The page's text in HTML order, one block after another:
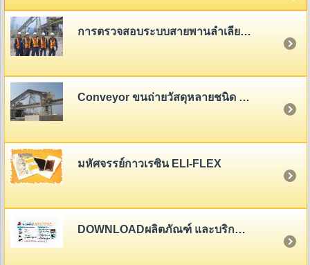
การตรวจสอบระบบสายพานลำเลียง (Belt Conveyor System Inspection)
Conveyor ขนถ่ายวัสดุหลายชนิด - หลายขนาด
มหัศจรรย์กาวเรซิน ELI-FLEX
DOWNLOADผลิตภัณฑ์ และบริการของสายพานไทย